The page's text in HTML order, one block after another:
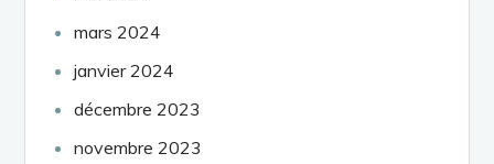
mars 2024
janvier 2024
décembre 2023
novembre 2023